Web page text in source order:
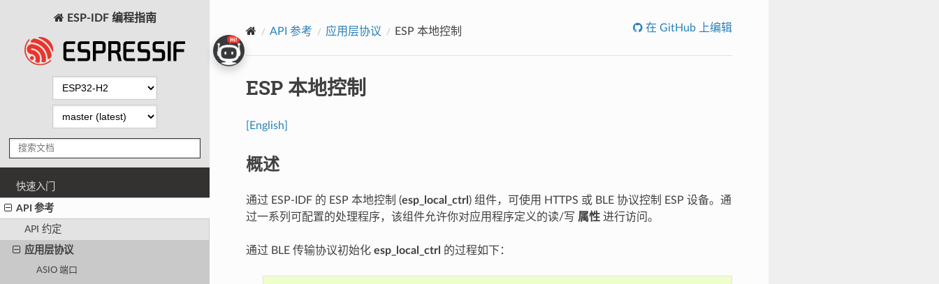
ESP-IDF 编程指南
快速入门
API 参考
API 约定
应用层协议
ASIO 端口
API 参考 应用层协议 ESP 本地控制 在 GitHub 上编辑
ESP 本地控制
[English]
概述
通过 ESP-IDF 的 ESP 本地控制 (esp_local_ctrl ) 组件，可使用 HTTPS 或 BLE 协议控制 ESP 设备。通
过一系列可配置的处理程序，该组件允许你对应用程序定义的读/写 属性进行访问。
通过 BLE 传输协议初始化 esp_local_ctrl 的过程如下：